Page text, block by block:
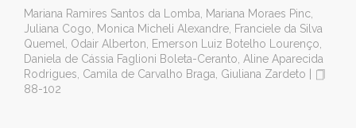
Mariana Ramires Santos da Lomba, Mariana Moraes Pinc,
Juliana Cogo, Monica Micheli Alexandre, Franciele da Silva
Quemel, Odair Alberton, Emerson Luiz Botelho Lourenço,
Daniela de Cássia Faglioni Boleta-Ceranto, Aline Aparecida
Rodrigues, Camila de Carvalho Braga, Giuliana Zardeto
88-102